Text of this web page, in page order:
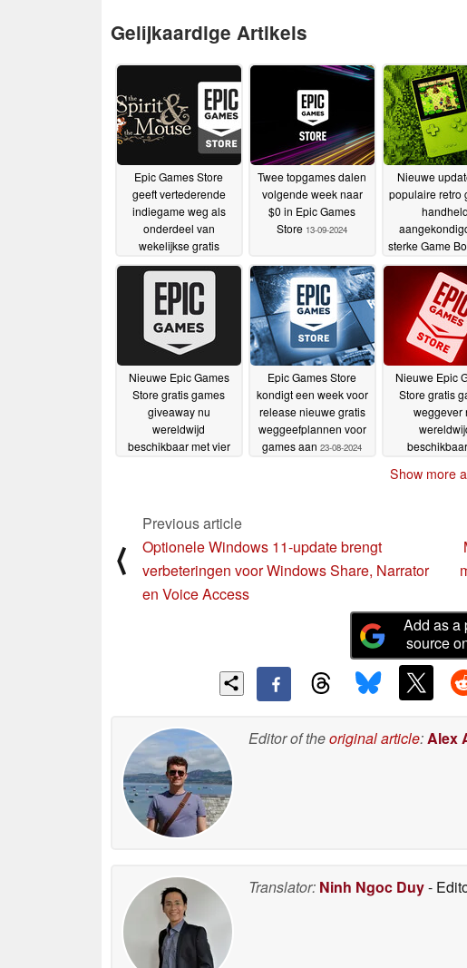
Gelijkaardige Artikels
Epic Games Store
geeft vertederende
indiegame weg als
onderdeel van
wekelijkse gratis
gamedeal26-09-2024
Twee topgames dalen
volgende week naar
$0 in Epic Games
Store 13-09-2024
Nieuwe
populaire retro
handheld
sterke Game
vibes12-09-
Nieuwe Epic Games
Store gratis games
giveaway nu
wereldwijd
beschikbaar met vier
Epic Games Store
kondigt een week voor
release nieuwe gratis
weggeefplannen voor
games aan 23-08-2024
Nieuwe Epic
Store gratis
weggever
22-08-2024
Show more
⟨
Previous article
Optionele Windows 11-update brengt
verbeteringen voor Windows Share, Narrator
en Voice Access
Add as a
source
Editor of theoriginal article:Alex
Translator: Ninh Ngoc Duy-